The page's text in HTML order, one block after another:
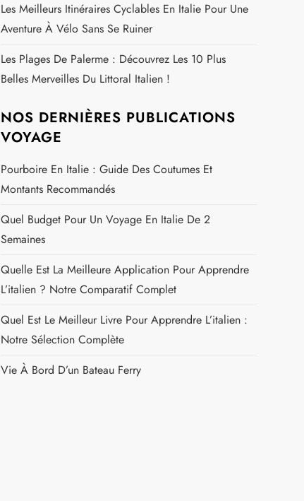
Les Meilleurs Itinéraires Cyclables En Italie Pour Une
Aventure À Vélo Sans Se Ruiner
Les Plages De Palerme : Découvrez Les 10 Plus
Belles Merveilles Du Littoral Italien !
NOS DERNIÈRES PUBLICATIONS
VOYAGE
Pourboire En Italie : Guide Des Coutumes Et
Montants Recommandés
Quel Budget Pour Un Voyage En Italie De 2
Semaines
Quelle Est La Meilleure Application Pour Apprendre
L’italien ? Notre Comparatif Complet
Quel Est Le Meilleur Livre Pour Apprendre L’italien :
Notre Sélection Complète
Vie À Bord D’un Bateau Ferry